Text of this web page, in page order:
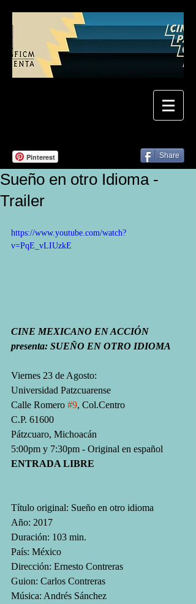
Pinterest Share
Sueño en otro Idioma -
Trailer
https://www.youtube.com/watch?
v=PqE_vLIUzkE
CINE MEXICANO EN ACCIÓN
presenta: SUEÑO EN OTRO IDIOMA
Viernes 23 de Agosto:
Universidad Patzcuarense
Calle Romero #9, Col.Centro
C.P. 61600
Pátzcuaro, Michoacán
5:00pm y 7:30pm - Original en español
ENTRADA LIBRE
Título original: Sueño en otro idioma
Año: 2017
Duración: 103 min.
País: México
Dirección: Ernesto Contreras
Guion: Carlos Contreras
Música: Andrés Sánchez